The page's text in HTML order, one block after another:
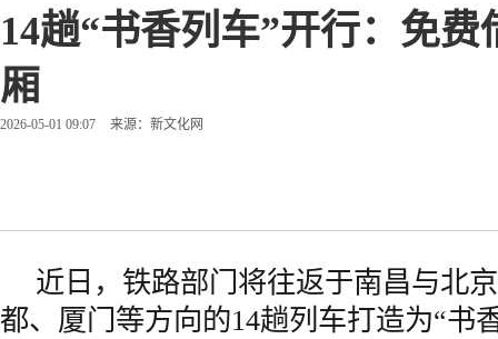
14趟“书香列车”开行：免
厢
2026-05-01 09:07 来源：新文化网
近日，铁路部门将往返于南昌与北
都、厦门等方向的14趟列车打造为“书